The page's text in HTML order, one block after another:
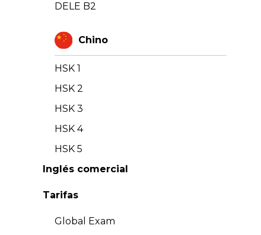
DELE B2
Chino
HSK 1
HSK 2
HSK 3
HSK 4
HSK 5
Inglés comercial
Tarifas
Global Exam